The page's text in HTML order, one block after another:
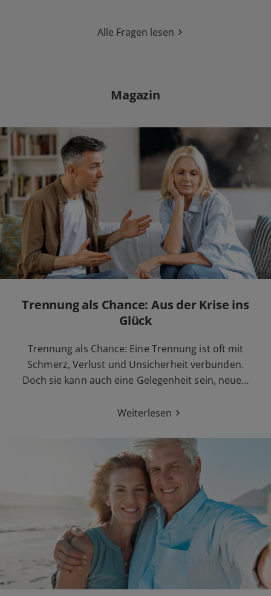
Alle Fragen lesen
Magazin
Trennung als Chance: Aus der Krise ins
Glück
Trennung als Chance: Eine Trennung ist oft mit
Schmerz, Verlust und Unsicherheit verbunden.
Doch sie kann auch eine Gelegenheit sein, neue…
Weiterlesen